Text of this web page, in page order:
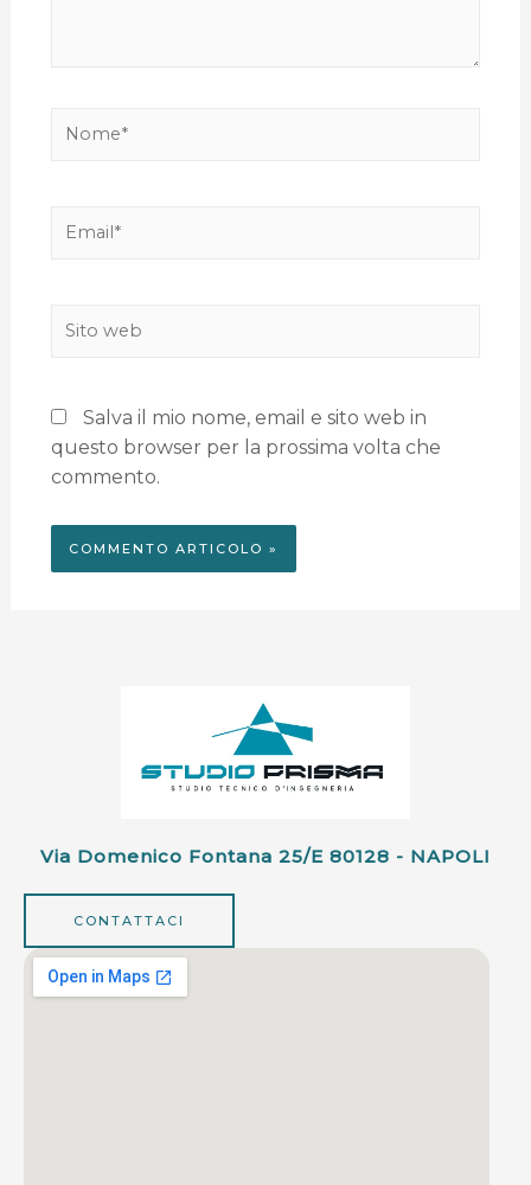
Salva il mio nome, email e sito web in
questo browser per la prossima volta che
commento.
Via Domenico Fontana 25/e 80128 - NAPOLI
CONTATTACI